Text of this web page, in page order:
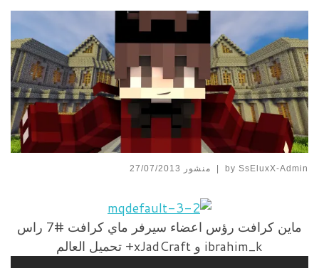
by SsEluxX-Admin
| منشور 27/07/2013
ماين كرافت رؤس اعضاء سيرفر ماي كرافت #7 راس
ibrahim_k و xJadCraft+ تحميل العالم